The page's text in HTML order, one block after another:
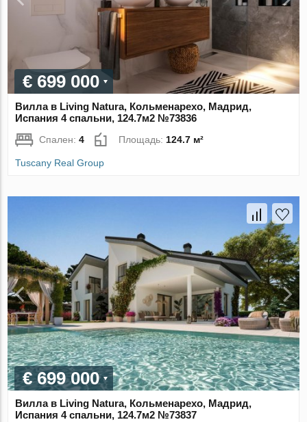
€ 699 000
Вилла в Living Natura, Кольменарехо, Мадрид,
Испания 4 спальни, 124.7м2 №73836
Спален:4 Площадь:124.7 м²
Tuscany Real Group
€ 699 000
Вилла в Living Natura, Кольменарехо, Мадрид,
Испания 4 спальни, 124.7м2 №73837